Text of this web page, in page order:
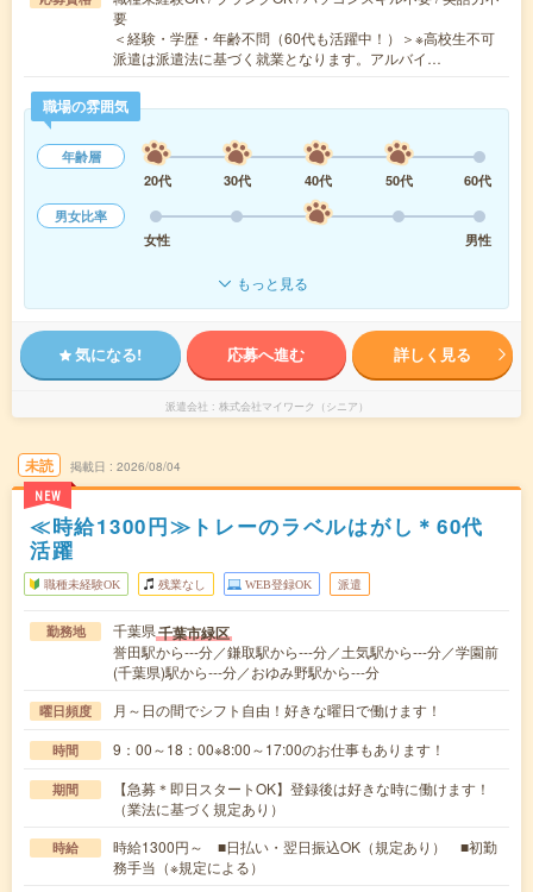
要
＜経験・学歴・年齢不問（60代も活躍中！）＞※高校生不可
派遣は派遣法に基づく就業となります。アルバイ…
職場の雰囲気
年齢層
20代
30代 40代 50代
60代
男女比率
女性
男性
もっと見る
気になる! 応募へ進む 詳しく見る
派遣会社 株式会社マイワーク（シニア）
未読
NEW
掲載日 2026/08/04
≪時給1300円≫トレーのラベルはがし＊60代
活躍
職種未経験OK 残業なし WEB登録OK 派遣
勤務地 千葉県千葉市緑区
誉田駅から---分／鎌取駅から---分／土気駅から---分／学園前
(千葉県)駅から---分／おゆみ野駅から---分
曜日頻度 月～日の間でシフト自由！好きな曜日で働けます！
時間 9：00～18：00※8:00～17:00のお仕事もあります！
期間
【急募＊即日スタートOK】登録後は好きな時に働けます！
（業法に基づく規定あり）
時給
時給1300円～ ■日払い・翌日振込OK（規定あり） ■初勤
務手当（※規定による）